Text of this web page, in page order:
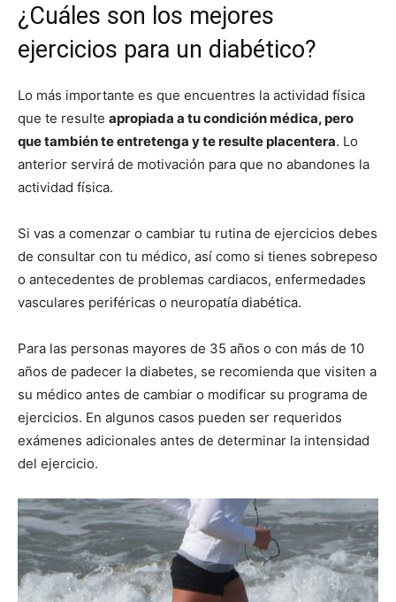
¿Cuáles son los mejores
ejercicios para un diabético?
Lo más importante es que encuentres la actividad física
que te resulte apropiada a tu condición médica, pero
que también te entretenga y te resulte placentera. Lo
anterior servirá de motivación para que no abandones la
actividad física.
Si vas a comenzar o cambiar tu rutina de ejercicios debes
de consultar con tu médico, así como si tienes sobrepeso
o antecedentes de problemas cardiacos, enfermedades
vasculares periféricas o neuropatía diabética.
Para las personas mayores de 35 años o con más de 10
años de padecer la diabetes, se recomienda que visiten a
su médico antes de cambiar o modificar su programa de
ejercicios. En algunos casos pueden ser requeridos
exámenes adicionales antes de determinar la intensidad
del ejercicio.